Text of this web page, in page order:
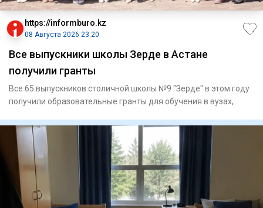
https://informburo.kz
08 Августа 2026 23:20
Все выпускники школы Зерде в Астане
получили гранты
Все 65 выпускников столичной школы №9 "Зерде" в этом году
получили образовательные гранты для обучения в вузах,